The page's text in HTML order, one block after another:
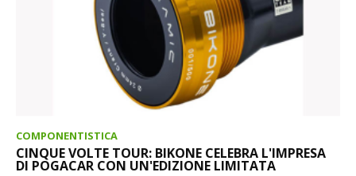
COMPONENTISTICA
CINQUE VOLTE TOUR: BIKONE CELEBRA L'IMPRESA
DI POGACAR CON UN'EDIZIONE LIMITATA